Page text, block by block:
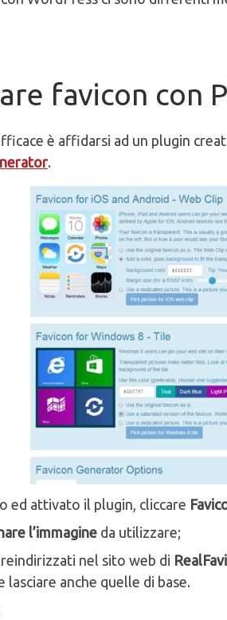
favicon con
è affidarsi ad un plugin
.
ed attivato il plugin, cliccare
l’immagine da utilizzare;
nel sito web di
lasciare anche quelle di base.